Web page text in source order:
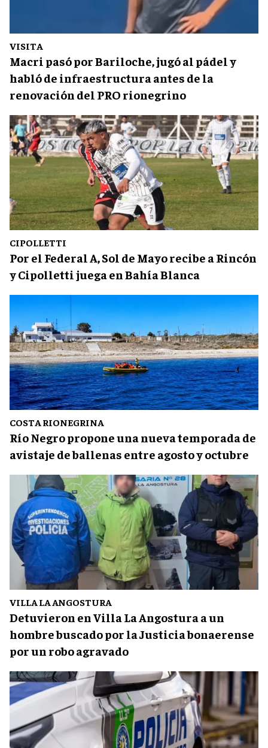
VISITA
Macri pasó por Bariloche, jugó al pádel y
habló de infraestructura antes de la
renovación del PRO rionegrino
CIPOLLETTI
Por el Federal A, Sol de Mayo recibe a Rincón
y Cipolletti juega en Bahía Blanca
COSTA RIONEGRINA
Río Negro propone una nueva temporada de
avistaje de ballenas entre agosto y octubre
VILLA LA ANGOSTURA
Detuvieron en Villa La Angostura a un
hombre buscado por la Justicia bonaerense
por un robo agravado